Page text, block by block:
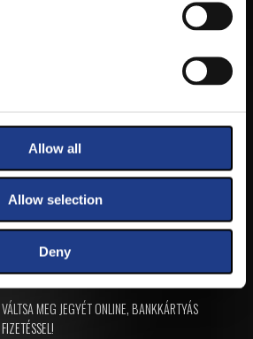
Allow all
Allow selection
Deny
VEGYE MEG JEGYÉTONLINE!
VÁLTSA MEG JEGYÉT ONLINE, BANKKÁRTYÁS
FIZETÉSSEL!